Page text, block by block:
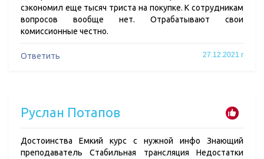
сэкономил еще тысяч триста на покупке. К сотрудникам
вопросов вообще нет. Отрабатывают свои
комиссионные честно.
Ответить 27.12.2021 г
Руслан Потапов
Достоинства Емкий курс с нужной инфо Знающий
преподаватель Стабильная трансляция Недостатки